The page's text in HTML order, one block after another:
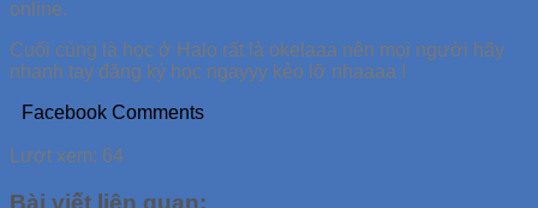
online.
Cuối cùng là học ở Halo rất là okelaaa nên mọi người hãy
nhanh tay đăng ký học ngayyy kẻo lỡ nhaaaa !
Facebook Comments
Lượt xem: 64
Bài viết liên quan: